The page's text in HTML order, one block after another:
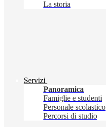
La storia
Servizi
Panoramica
Famiglie e studenti
Personale scolastico
Percorsi di studio